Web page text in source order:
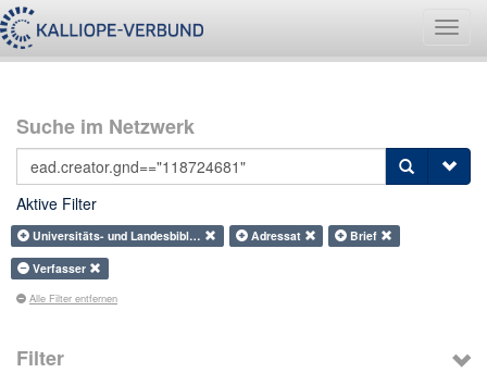
Suche im Netzwerk
Aktive Filter
Universitäts- und Landesbibl… Adressat
Brief
Verfasser
Alle Filter entfernen
Filter